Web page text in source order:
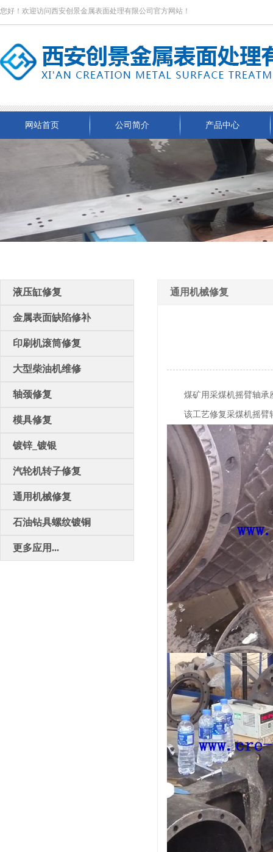
您好！欢迎访问西安创景金属表面处理有限公司官方网站！
网站首页 公司简介 产品中心
液压缸修复
金属表面缺陷修补
印刷机滚筒修复
大型柴油机维修
轴颈修复
模具修复
镀锌_镀银
汽轮机转子修复
通用机械修复
石油钻具螺纹镀铜
更多应用...
通用机械修复
煤矿用采煤机摇臂轴承座
该工艺修复采煤机摇臂轴